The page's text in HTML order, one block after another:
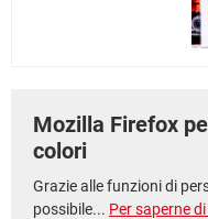
Mozilla Firefox
colori
Grazie alle funzioni di
possibile... Per saperne